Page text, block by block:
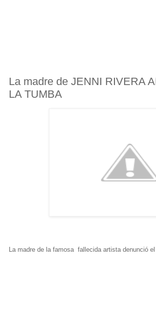
La madre de JENNI RIVERA
LA TUMBA
La madre de la famosa fallecida artista denunció el